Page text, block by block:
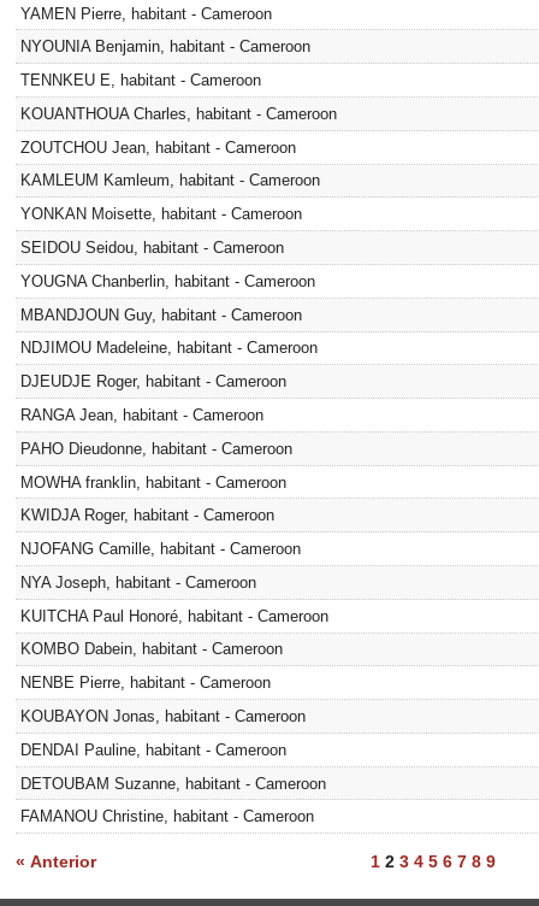
YAMEN Pierre, habitant - Cameroon
NYOUNIA Benjamin, habitant - Cameroon
TENNKEU E, habitant - Cameroon
KOUANTHOUA Charles, habitant - Cameroon
ZOUTCHOU Jean, habitant - Cameroon
KAMLEUM Kamleum, habitant - Cameroon
YONKAN Moisette, habitant - Cameroon
SEIDOU Seidou, habitant - Cameroon
YOUGNA Chanberlin, habitant - Cameroon
MBANDJOUN Guy, habitant - Cameroon
NDJIMOU Madeleine, habitant - Cameroon
DJEUDJE Roger, habitant - Cameroon
RANGA Jean, habitant - Cameroon
PAHO Dieudonne, habitant - Cameroon
MOWHA franklin, habitant - Cameroon
KWIDJA Roger, habitant - Cameroon
NJOFANG Camille, habitant - Cameroon
NYA Joseph, habitant - Cameroon
KUITCHA Paul Honoré, habitant - Cameroon
KOMBO Dabein, habitant - Cameroon
NENBE Pierre, habitant - Cameroon
KOUBAYON Jonas, habitant - Cameroon
DENDAI Pauline, habitant - Cameroon
DETOUBAM Suzanne, habitant - Cameroon
FAMANOU Christine, habitant - Cameroon
« Anterior 1 2 3 4 5 6 7 8 9